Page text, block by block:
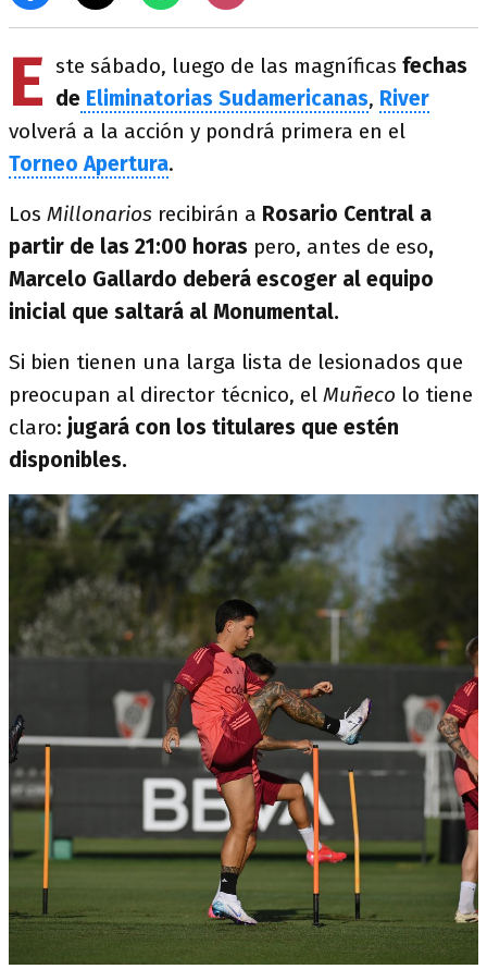
E ste sábado, luego de las magníficas fechas
de Eliminatorias Sudamericanas, River
volverá a la acción y pondrá primera en el
Torneo Apertura.
Los Millonarios recibirán a Rosario Central a
partir de las 21:00 horas pero, antes de eso,
Marcelo Gallardo deberá escoger al equipo
inicial que saltará al Monumental.
Si bien tienen una larga lista de lesionados que
preocupan al director técnico, el Muñeco lo tiene
claro: jugará con los titulares que estén
disponibles.